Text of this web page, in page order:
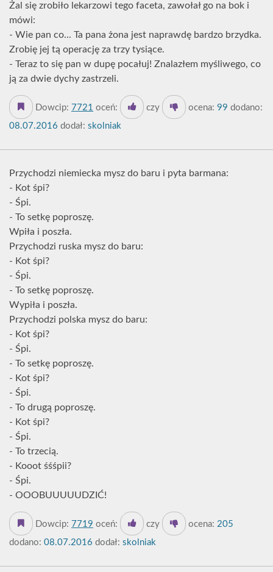
Żal się zrobiło lekarzowi tego faceta, zawołał go na bok i
mówi:
- Wie pan co... Ta pana żona jest naprawdę bardzo brzydka.
Zrobię jej tą operację za trzy tysiące.
- Teraz to się pan w dupę pocałuj! Znalazłem myśliwego, co
ją za dwie dychy zastrzeli.
Dowcip: 7721 oceń: czy ocena: 99 dodano:
08.07.2016 dodał: skolniak
Przychodzi niemiecka mysz do baru i pyta barmana:
- Kot śpi?
- Śpi.
- To setkę poproszę.
Wpiła i poszła.
Przychodzi ruska mysz do baru:
- Kot śpi?
- Śpi.
- To setkę poproszę.
Wypiła i poszła.
Przychodzi polska mysz do baru:
- Kot śpi?
- Śpi.
- To setkę poproszę.
- Kot śpi?
- Śpi.
- To drugą poproszę.
- Kot śpi?
- Śpi.
- To trzecią.
- Kooot śśśpii?
- Śpi.
- OOOBUUUUUDZIĆ!
Dowcip: 7719 oceń: czy ocena: 205
dodano: 08.07.2016 dodał: skolniak